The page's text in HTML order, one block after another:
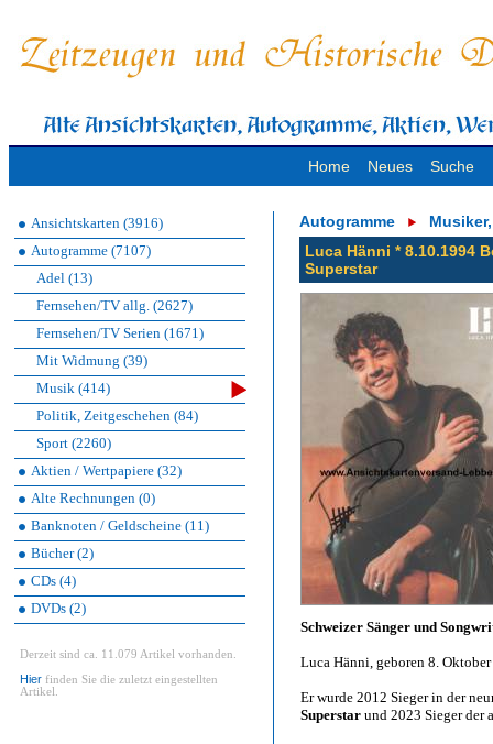
Home Neues Suche
Ansichtskarten (3916)
Autogramme (7107)
Adel (13)
Fernsehen/TV allg. (2627)
Fernsehen/TV Serien (1671)
Mit Widmung (39)
Musik (414)
Politik, Zeitgeschehen (84)
Sport (2260)
Aktien / Wertpapiere (32)
Alte Rechnungen (0)
Banknoten / Geldscheine (11)
Bücher (2)
CDs (4)
DVDs (2)
Derzeit sind ca. 11.079 Artikel vorhanden.
Hier finden Sie die zuletzt eingestellten
Artikel.
Autogramme
Luca Hänni * 8.10.1994
Superstar
Schweizer Sänger und
Luca Hänni, geboren 8.
Er wurde 2012 Sieger in der
Superstar und 2023 Sieger der